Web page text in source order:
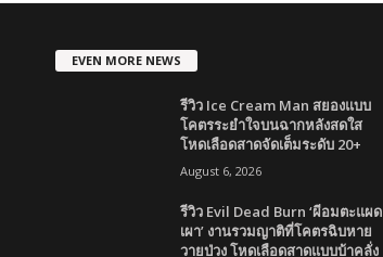
EVEN MORE NEWS
รีวิว Ice Cream Man สยองแบบ
โคตรระยำใจบนฉากหลังสดใส
โหดเลือดสาดจัดเต็มระดับ 20+
August 6, 2026
รีวิว Evil Dead Burn ‘ผีอมตะแผด
เผา’ งานรวมญาติที่โคตรฉิบหาย
วายป่วง โหดเลือดสาดแบบบ้าคลั่ง